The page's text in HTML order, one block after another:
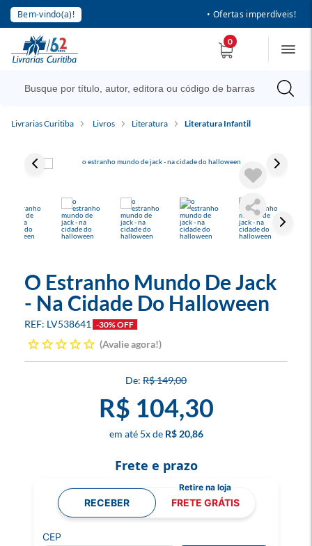
Bem-vindo(a)! • Ofertas imperdíveis!
0
Livrarias Curitiba Livros Literatura Literatura Infantil
O Estranho Mundo De Jack
- Na Cidade Do Halloween
LV538641 -30% OFF
Avalie agora!
R$ 149,00
R$ 104,30
5x R$ 20,86
Frete e prazo
RECEBER FRETE GRÁTIS
CEP